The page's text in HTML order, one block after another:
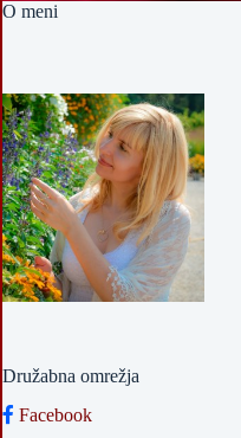
O meni
Družabna omrežja
Facebook